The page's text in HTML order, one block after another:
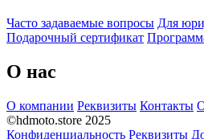
Часто задаваемые вопросы Для
Подарочный сертификат
О нас
О компании Реквизиты Контакты
©hdmoto.store 2025
Конфиденциальность Реквизиты